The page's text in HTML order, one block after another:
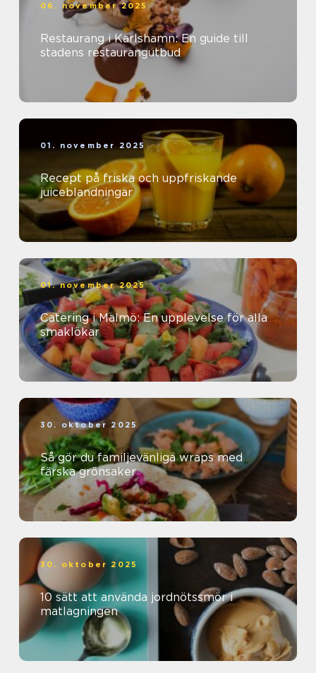
06. november 2025
Restaurang i Karlshamn: En guide till
stadens restaurangutbud
01. november 2025
Recept på friska och uppfriskande
juiceblandningar
01. november 2025
Catering i Malmö: En upplevelse för alla
smaklökar
30. oktober 2025
Så gör du familjevänliga wraps med
färska grönsaker
30. oktober 2025
10 sätt att använda jordnötssmör i
matlagningen